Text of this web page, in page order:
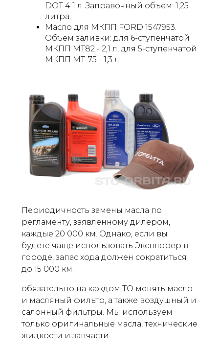
DOT 4 1 л. Заправочный объем: 1,25
литра;
Масло для МКПП FORD 1547953.
Объем заливки: для 6-ступенчатой ​​
МКПП МТ82 - 2,1 л, для 5-ступенчатой
​​МКПП МТ-75 - 1,3 л
Периодичность замены масла по
регламенту, заявленному дилером,
каждые 20 000 км. Однако, если вы
будете чаще использовать Эксплорер в
городе, запас хода должен сократиться
до 15 000 км.
обязательно на каждом ТО менять масло
и масляный фильтр, а также воздушный и
салонный фильтры. Мы используем
только оригинальные масла, технические
жидкости и запчасти.